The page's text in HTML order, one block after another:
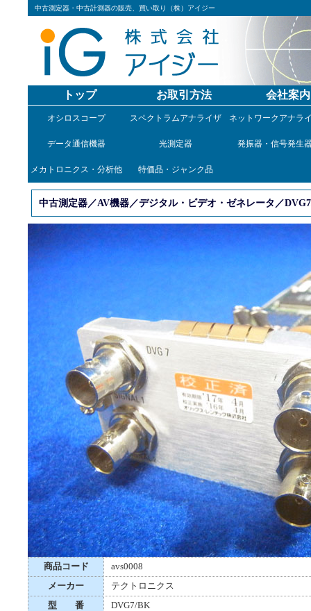
中古測定器・中古計測器の販売、買い取り（株）アイジー
トップ お取引方法 会社案内
オシロスコープ スペクトラムアナライザ ネットワークアナラ
データ通信機器 光測定器 発振器・信号発生
メカトロニクス・分析他 特価品・ジャンク品
中古測定器／AV機器／デジタル・ビデオ・ゼネレータ／
商品コード
avs0008
メーカー
テクトロニクス
型 番
DVG7/BK